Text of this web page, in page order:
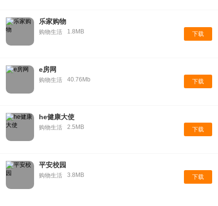
乐家购物
购物生活 1.8MB 下载
e房网
购物生活 40.76Mb 下载
he健康大使
购物生活 2.5MB 下载
平安校园
购物生活 3.8MB 下载